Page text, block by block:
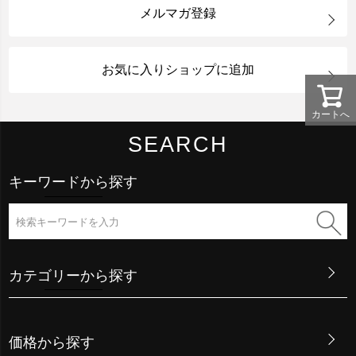
カートへ
メルマガ登録
お気に入りショップに追加
SEARCH
キーワードから探す
カテゴリーから探す
価格から探す